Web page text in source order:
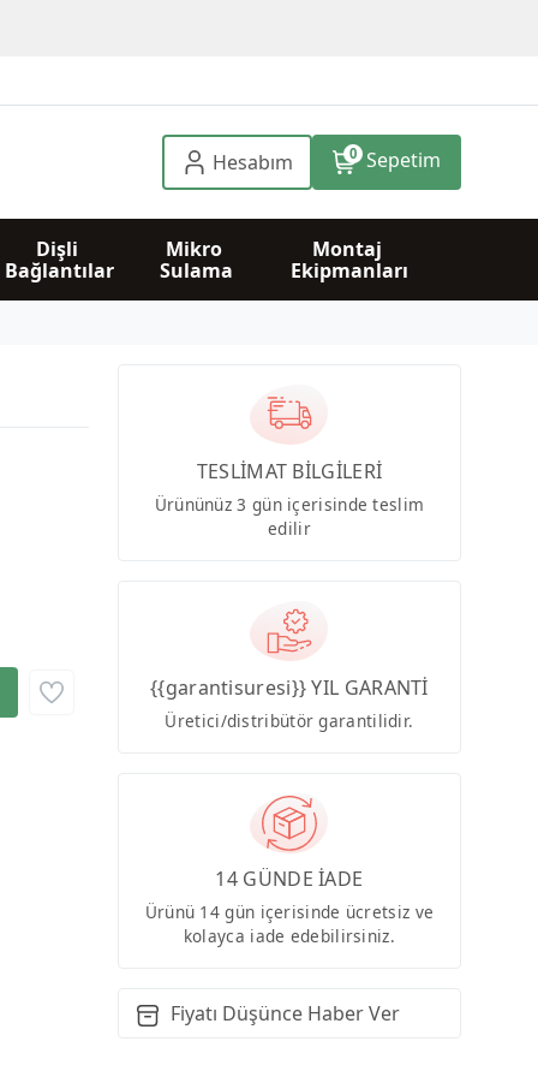
Hesabım 0 Sepetim
Dişli
Bağlantılar
Mikro
Sulama
Montaj
Ekipmanları
TESLİMAT BİLGİLERİ
Ürününüz 3 gün içerisinde teslim
edilir
{{garantisuresi}} YIL GARANTİ
Üretici/distribütör garantilidir.
14 GÜNDE İADE
Ürünü 14 gün içerisinde ücretsiz ve
kolayca iade edebilirsiniz.
Fiyatı Düşünce Haber Ver